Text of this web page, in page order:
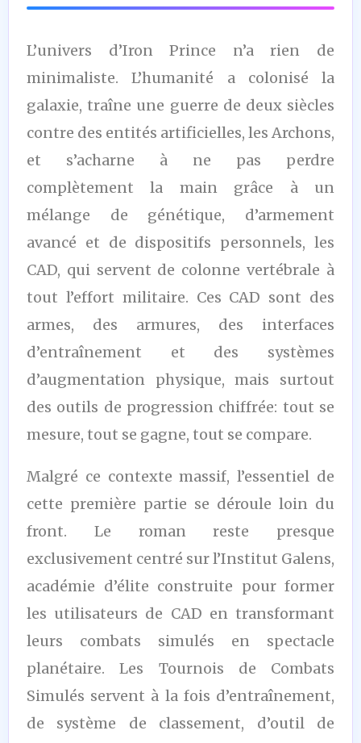
L’univers d’Iron Prince n’a rien de
minimaliste. L’humanité a colonisé la
galaxie, traîne une guerre de deux siècles
contre des entités artificielles, les Archons,
et s’acharne à ne pas perdre
complètement la main grâce à un
mélange de génétique, d’armement
avancé et de dispositifs personnels, les
CAD, qui servent de colonne vertébrale à
tout l’effort militaire. Ces CAD sont des
armes, des armures, des interfaces
d’entraînement et des systèmes
d’augmentation physique, mais surtout
des outils de progression chiffrée: tout se
mesure, tout se gagne, tout se compare.
Malgré ce contexte massif, l’essentiel de
cette première partie se déroule loin du
front. Le roman reste presque
exclusivement centré sur l’Institut Galens,
académie d’élite construite pour former
les utilisateurs de CAD en transformant
leurs combats simulés en spectacle
planétaire. Les Tournois de Combats
Simulés servent à la fois d’entraînement,
de système de classement, d’outil de